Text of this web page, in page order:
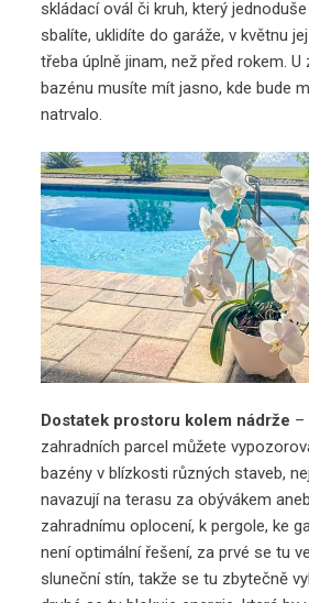
skládací ovál či kruh, který
sbalíte, uklidíte do garáže, v květnu
třeba úplně jinam, než před rokem. U
bazénu musíte mít jasno, kde bude
natrvalo.
Dostatek prostoru kolem nádrže –
zahradních parcel můžete
bazény v blízkosti různých staveb,
navazují na terasu za obývákem
zahradnímu oplocení, k pergole, ke
není optimální řešení, za prvé se tu
sluneční stín, takže se tu zbytečně